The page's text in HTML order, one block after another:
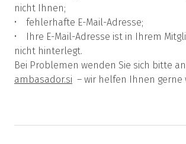
nicht Ihnen;
• fehlerhafte E-Mail-Adresse;
• Ihre E-Mail-Adresse ist in Ihrem
nicht hinterlegt.
Bei Problemen wenden Sie sich bitte an
ambasador.si – wir helfen Ihnen gerne